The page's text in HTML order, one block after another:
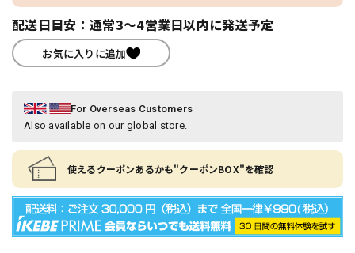
配送日目安：通常3～4営業日以内に発送予定
お気に入りに追加
For Overseas Customers
Also available on our global store.
使えるクーポンあるかも"クーポンBOX"を確認